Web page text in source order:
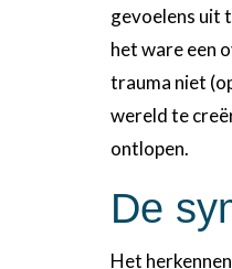
gevoelens uit
het ware een
trauma niet
wereld te
ontlopen.
De
Het